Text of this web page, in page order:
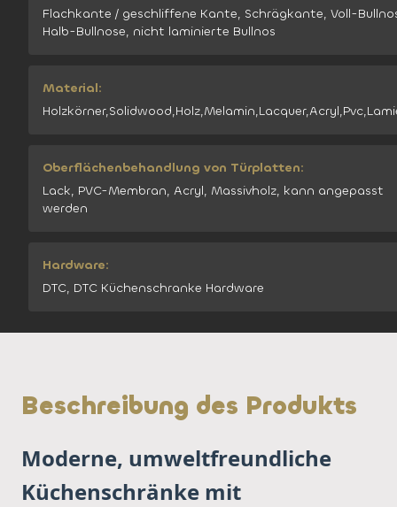
Flachkante / geschliffene Kante, Schrägkante, Voll-
Halb-Bullnose, nicht laminierte Bullnos
Material:
Oberflächenbehandlung von Türplatten:
Lack, PVC-Membran, Acryl, Massivholz, kann angepasst
werden
Hardware:
DTC, DTC Küchenschranke Hardware
Beschreibung des Produkts
Moderne, umweltfreundliche
Küchenschränke mit